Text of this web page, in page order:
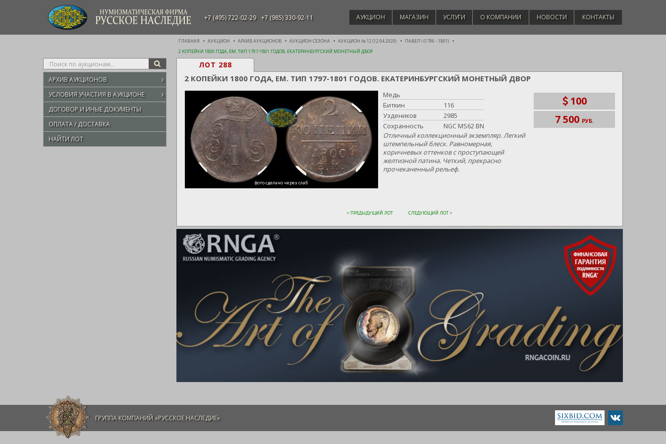
НУМИЗМАТИЧЕСКАЯ ФИРМА
РУССКОЕ НАСЛЕДИЕ +7 (495) 722-02-29 +7 (985) 330-92-11 АУКЦИОН МАГАЗИН УСЛУГИ О КОМПАНИИ НОВОСТИ КОНТАКТЫ
ГЛАВНАЯ АУКЦИОН АРХИВ АУКЦИОНОВ АУКЦИОН СЕЗОНА АУКЦИОН № 12 (12.04.2020)
ПАВЕЛ I (1796 - 1801)
2 КОПЕЙКИ 1800 ГОДА, ЕМ. ТИП 1797-1801 ГОДОВ. ЕКАТЕРИНБУРГСКИЙ МОНЕТНЫЙ ДВОР
Type
your
search
here
SEARCH
АРХИВ АУКЦИОНОВ
УСЛОВИЯ УЧАСТИЯ В АУКЦИОНЕ
ДОГОВОР И ИНЫЕ ДОКУМЕНТЫ
ОПЛАТА / ДОСТАВКА
НАЙТИ ЛОТ
ЛОТ 288
2 КОПЕЙКИ 1800 ГОДА, ЕМ. ТИП 1797-1801 ГОДОВ. ЕКАТЕРИНБУРГСКИЙ МОНЕТНЫЙ ДВОР
фото сделано через слаб
Медь
Биткин
116
Уздеников
2985
Сохранность
NGC MS62 BN
Отличный коллекционный экземпляр. Легкий
штемпельный блеск. Равномерная,
коричневых оттенков с проступающей
желтизной патина. Четкий, прекрасно
прочеканенный рельеф.
100
7 500 РУБ.
< ПРЕДЫДУЩИЙ ЛОТ СЛЕДУЮЩИЙ ЛОТ >
ГРУППА КОМПАНИЙ «РУССКОЕ НАСЛЕДИЕ»